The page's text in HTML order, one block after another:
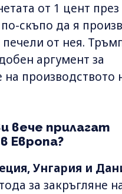
от 1 цент през
скъпо да я
от нея.
аргумент за
на производството
вече прилагат
Европа?
Унгария и
за закръгляне